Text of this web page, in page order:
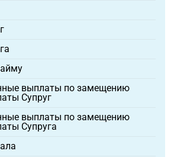
выплаты по замещению
Супруг
выплаты по замещению
Супруга